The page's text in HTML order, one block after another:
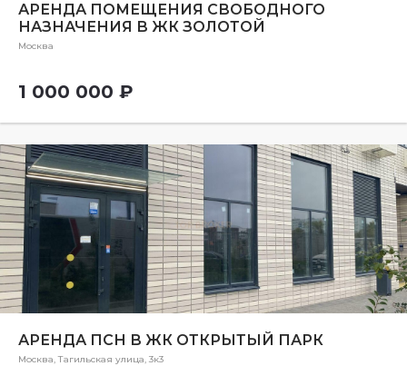
АРЕНДА ПОМЕЩЕНИЯ СВОБОДНОГО
НАЗНАЧЕНИЯ В ЖК ЗОЛОТОЙ
Москва
1 000 000 ₽
АРЕНДА ПСН В ЖК ОТКРЫТЫЙ ПАРК
Москва, Тагильская улица, 3к3